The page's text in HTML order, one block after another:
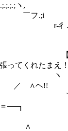
ヽ,
.;i ヽ
.;.｀
ぁ色々
ってくれたまえ！
丶
ヘ!!
──┐
＿,
∧